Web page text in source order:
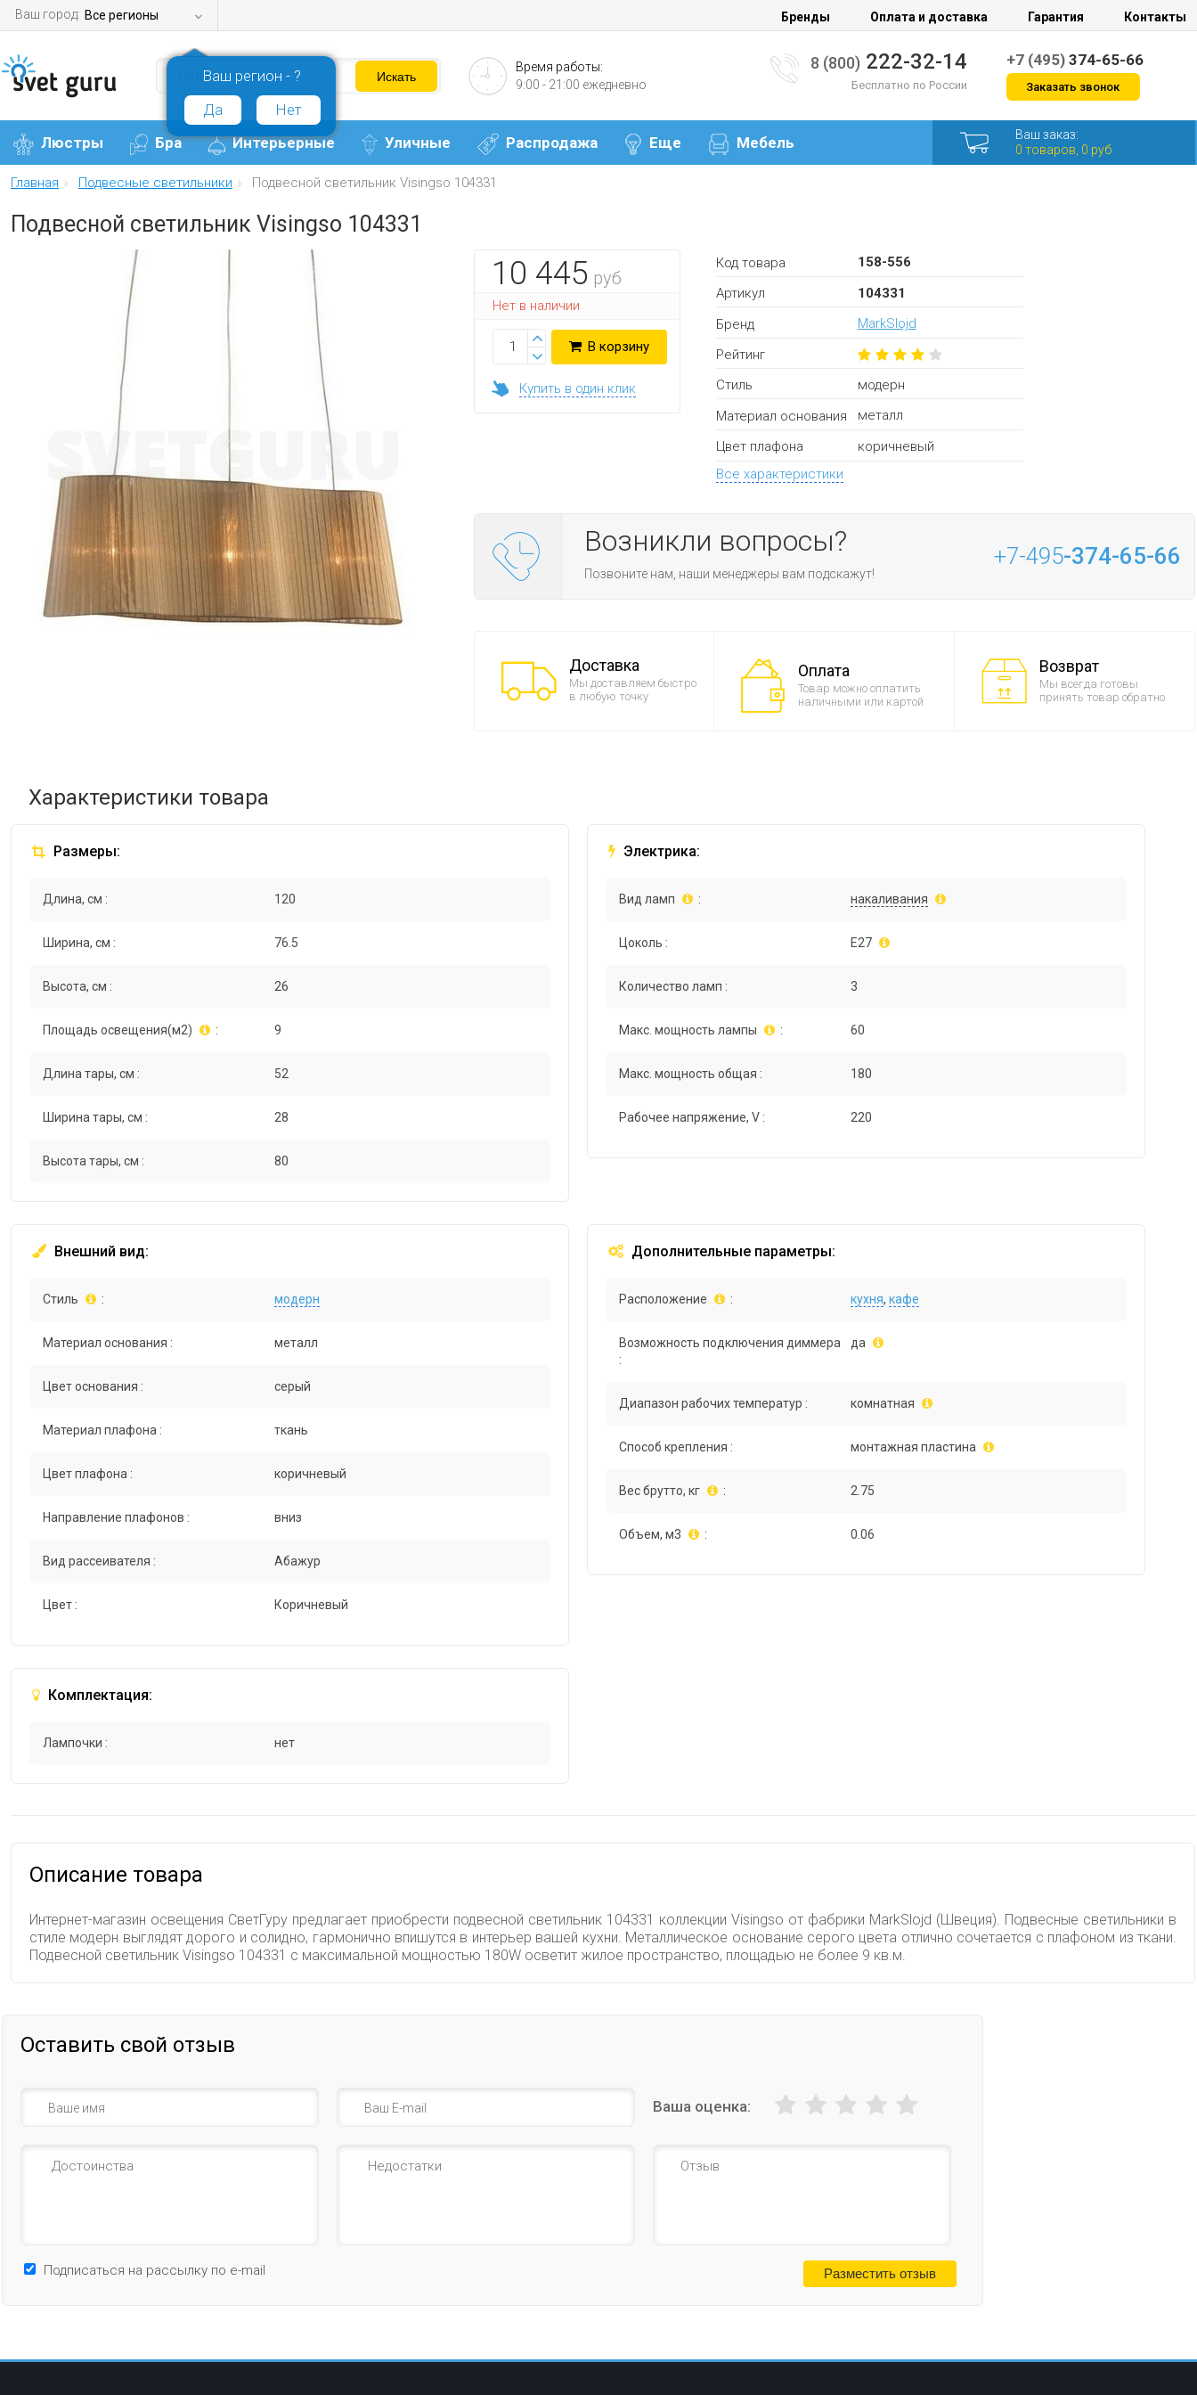
Ваш город: Все регионы
Ваш регион - ?
Да
Нет
Бренды Оплата и доставка Гарантия Контакты
Время работы:
9:00 - 21:00 ежедневно
8 (800) 222-32-14
Бесплатно по России
+7 (495)374-65-66
Заказать звонок
Люстры Бра Интерьерные Уличные Распродажа Еще Мебель
Ваш заказ:
0 товаров, 0 руб
Главная Подвесные светильники Подвесной светильник Visingso 104331
Подвесной светильник Visingso 104331
10 445 руб
Нет в наличии
В корзину
Купить в один клик
Код товара
158-556
Артикул
104331
Бренд
MarkSlojd
Рейтинг
Стиль
модерн
Материал основания
металл
Цвет плафона
коричневый
Все характеристики
Возникли вопросы?
Позвоните нам, наши менеджеры вам подскажут!
+7-495-374-65-66
Доставка
Мы доставляем быстро
в любую точку
Оплата
Товар можно оплатить
наличными или картой
Возврат
Мы всегда готовы
принять товар обратно
Характеристики товара
Размеры:
Длина, см : 120
Ширина, см : 76.5
Высота, см : 26
Площадь освещения(м2) : 9
Длина тары, см : 52
Ширина тары, см : 28
Высота тары, см : 80
Электрика:
Вид ламп : накаливания
Цоколь : E27
Количество ламп : 3
Макс. мощность лампы : 60
Макс. мощность общая : 180
Рабочее напряжение, V : 220
Внешний вид:
Стиль : модерн
Материал основания : металл
Цвет основания : серый
Материал плафона : ткань
Цвет плафона : коричневый
Направление плафонов : вниз
Вид рассеивателя : Абажур
Цвет : Коричневый
Дополнительные параметры:
Расположение : кухня,кафе
Возможность подключения диммера
:
да
Диапазон рабочих температур : комнатная
Способ крепления : монтажная пластина
Вес брутто, кг : 2.75
Объем, м3 : 0.06
Комплектация:
Лампочки : нет
Описание товара
Интернет-магазин освещения СветГуру предлагает приобрести подвесной светильник 104331 коллекции Visingso от фабрики MarkSlojd (Швеция). Подвесные светильники в
стиле модерн выглядят дорого и солидно, гармонично впишутся в интерьер вашей кухни. Металлическое основание серого цвета отлично сочетается с плафоном из ткани.
Подвесной светильник Visingso 104331 с максимальной мощностью 180W осветит жилое пространство, площадью не более 9 кв.м.
Оставить свой отзыв
Ваша оценка:
Подписаться на рассылку по e-mail